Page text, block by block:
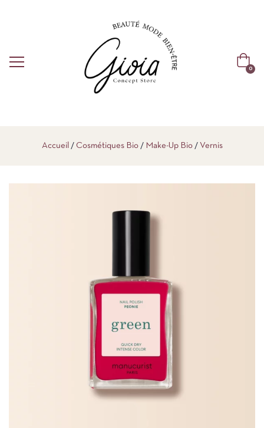
0
Accueil Cosmétiques Bio Make-Up Bio Vernis